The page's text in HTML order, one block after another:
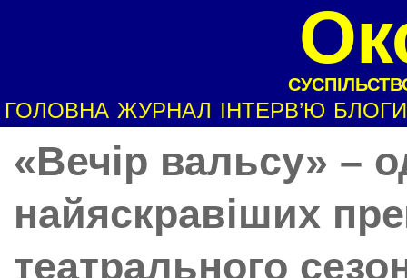
ГОЛОВНА ЖУРНАЛ ІНТЕРВ’Ю БЛОГИ
«Вечір вальсу» –
найяскравіших
театрального